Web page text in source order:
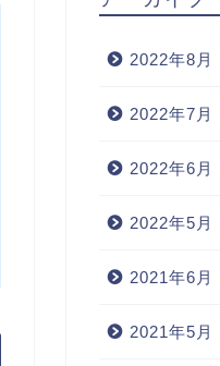
2022年8月
2022年7月
2022年6月
2022年5月
2021年6月
2021年5月